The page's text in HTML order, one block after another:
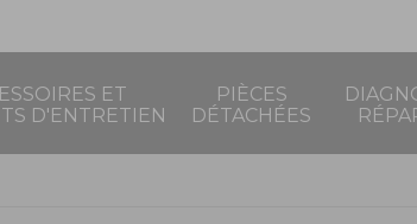
ET
D'ENTRETIEN
PIÈCES
DÉTACHÉES